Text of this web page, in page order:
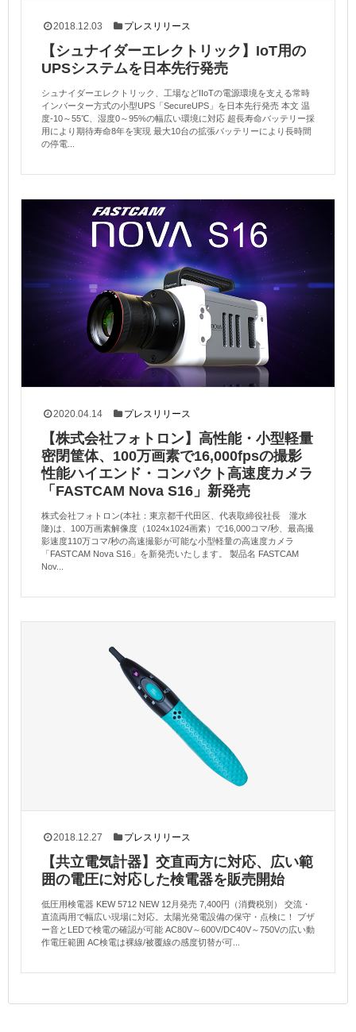
2018.12.03 プレスリリース
【シュナイダーエレクトリック】IoT用の
UPSシステムを日本先行発売
シュナイダーエレクトリック、工場などIIoTの電源環境を支える常時
インバーター方式の小型UPS「SecureUPS」を日本先行発売 本文 温
度-10～55℃、湿度0～95%の幅広い環境に対応 超長寿命バッテリー採
用により期待寿命8年を実現 最大10台の拡張バッテリーにより長時間
の停電...
2020.04.14 プレスリリース
【株式会社フォトロン】高性能・小型軽量
密閉筐体、100万画素で16,000fpsの撮影
性能ハイエンド・コンパクト高速度カメラ
「FASTCAM Nova S16」新発売
株式会社フォトロン(本社：東京都千代田区、代表取締役社長 瀧水
隆)は、100万画素解像度（1024x1024画素）で16,000コマ/秒、最高撮
影速度110万コマ/秒の高速撮影が可能な小型軽量の高速度カメラ
「FASTCAM Nova S16」を新発売いたします。 製品名 FASTCAM
Nov...
2018.12.27 プレスリリース
【共立電気計器】交直両方に対応、広い範
囲の電圧に対応した検電器を販売開始
低圧用検電器 KEW 5712 NEW 12月発売 7,400円（消費税別） 交流・
直流両用で幅広い現場に対応。太陽光発電設備の保守・点検に！ ブザ
ー音とLEDで検電の確認が可能 AC80V～600V/DC40V～750Vの広い動
作電圧範囲 AC検電は裸線/被覆線の感度切替が可...